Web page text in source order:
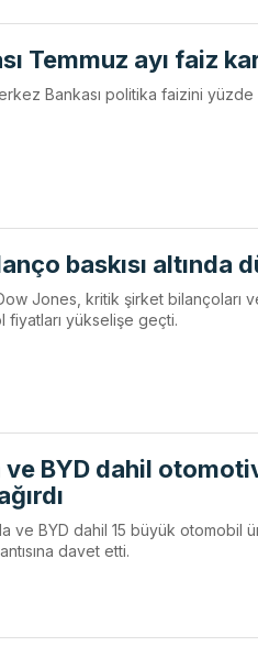
Temmuz ayı faiz
Bankası politika faizini
baskısı altında
Jones, kritik şirket bilançoları
yükselişe geçti.
ve BYD dahil
ve BYD dahil 15 büyük otomobil
davet etti.